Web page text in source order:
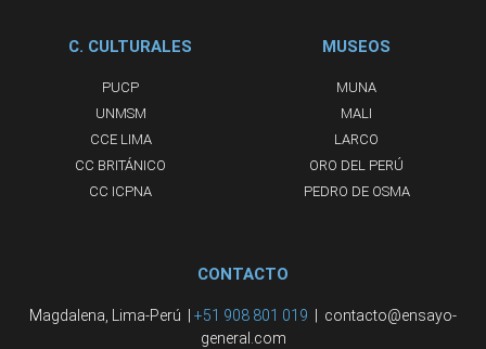
C. CULTURALES
PUCP
UNMSM
CCE LIMA
CC BRITÁNICO
CC ICPNA
MUSEOS
MUNA
MALI
LARCO
ORO DEL PERÚ
PEDRO DE OSMA
CONTACTO
Magdalena, Lima-Perú | +51 908 801 019
| contacto@ensayo-
general.com